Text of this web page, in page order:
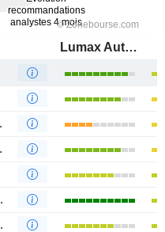
Lumax Auto Technologies Limited